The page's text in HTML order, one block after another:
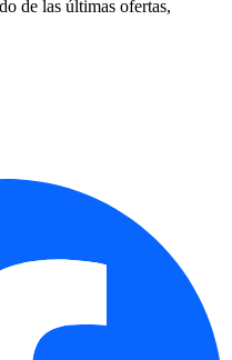
de las últimas ofertas,